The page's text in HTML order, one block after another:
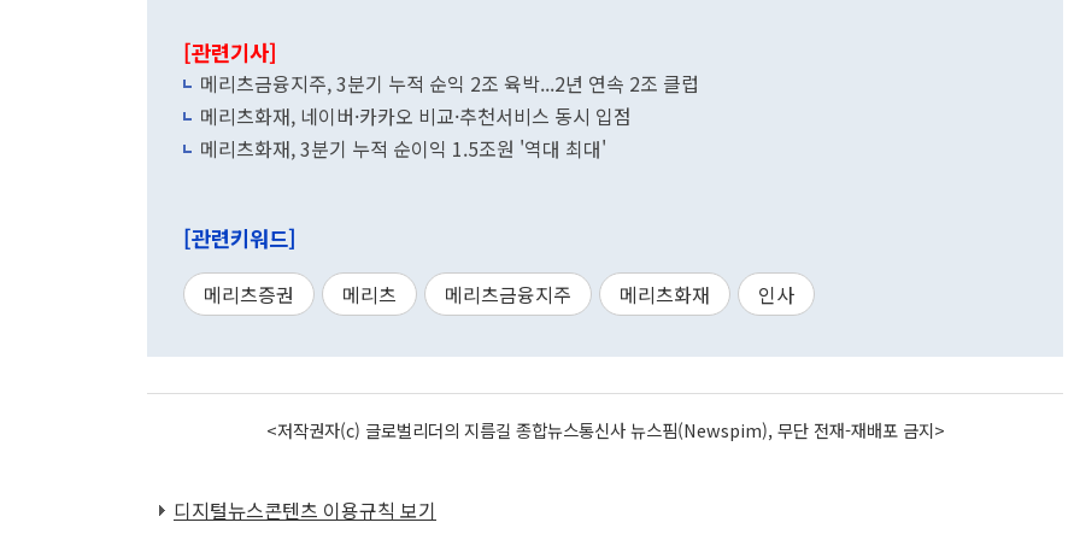
[관련기사]
메리츠금융지주, 3분기 누적 순익 2조 육박...2년 연속 2조 클럽
메리츠화재, 네이버·카카오 비교·추천서비스 동시 입점
메리츠화재, 3분기 누적 순이익 1.5조원 '역대 최대'
[관련키워드]
메리츠증권 메리츠 메리츠금융지주 메리츠화재 인사
<저작권자(c) 글로벌리더의 지름길 종합뉴스통신사 뉴스핌(Newspim), 무단 전재-재배포 금지>
디지털뉴스콘텐츠 이용규칙 보기